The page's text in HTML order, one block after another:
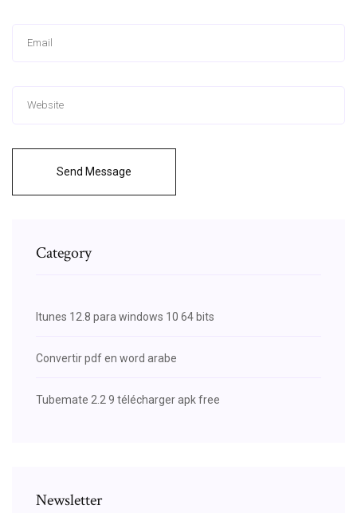
Send Message
Category
Itunes 12.8 para windows 10 64 bits
Convertir pdf en word arabe
Tubemate 2.2 9 télécharger apk free
Newsletter